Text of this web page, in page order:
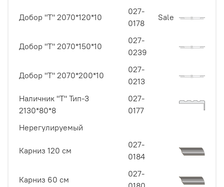
Добор "Т" 2070*120*10
027-
0178
Sale
Добор "Т" 2070*150*10
027-
0239
Добор "Т" 2070*200*10
027-
0213
Наличник "Т" Тип-3
2130*80*8
027-
0177
Нерегулируемый
Карниз 120 см
027-
0184
Карниз 60 см
027-